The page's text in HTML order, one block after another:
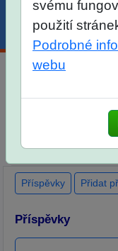
Menu Účet
skutečných
zkouškách
svému
použití
Podrobné
webu
Příspěvky Přidat
Příspěvky